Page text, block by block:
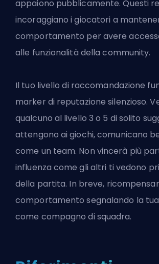
appaiono pubblicamente. Questi
incoraggiano i giocatori a
comportamento per avere
alle funzionalità della community.
Il tuo livello di raccomandazione
marker di reputazione silenzioso.
qualcuno al livello 3 o 5 di solito
attengono ai giochi, comunicano
come un team. Non vincerà più
influenza come gli altri ti vedono
della partita. In breve,
comportamento segnalando la
come compagno di squadra.